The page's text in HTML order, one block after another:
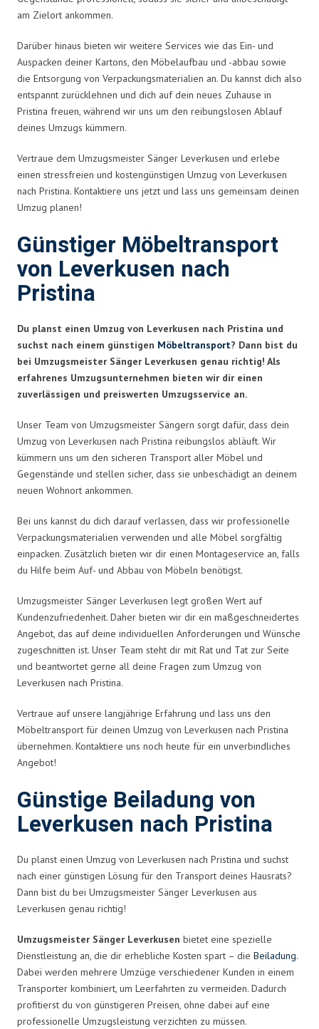
am Zielort ankommen.
Darüber hinaus bieten wir weitere Services wie das Ein- und
Auspacken deiner Kartons, den Möbelaufbau und -abbau sowie
die Entsorgung von Verpackungsmaterialien an. Du kannst dich also
entspannt zurücklehnen und dich auf dein neues Zuhause in
Pristina freuen, während wir uns um den reibungslosen Ablauf
deines Umzugs kümmern.
Vertraue dem Umzugsmeister Sänger Leverkusen und erlebe
einen stressfreien und kostengünstigen Umzug von Leverkusen
nach Pristina. Kontaktiere uns jetzt und lass uns gemeinsam deinen
Umzug planen!
Günstiger Möbeltransport
von Leverkusen nach
Pristina
Du planst einen Umzug von Leverkusen nach Pristina und
suchst nach einem günstigen Möbeltransport? Dann bist du
bei Umzugsmeister Sänger Leverkusen genau richtig! Als
erfahrenes Umzugsunternehmen bieten wir dir einen
zuverlässigen und preiswerten Umzugsservice an.
Unser Team von Umzugsmeister Sängern sorgt dafür, dass dein
Umzug von Leverkusen nach Pristina reibungslos abläuft. Wir
kümmern uns um den sicheren Transport aller Möbel und
Gegenstände und stellen sicher, dass sie unbeschädigt an deinem
neuen Wohnort ankommen.
Bei uns kannst du dich darauf verlassen, dass wir professionelle
Verpackungsmaterialien verwenden und alle Möbel sorgfältig
einpacken. Zusätzlich bieten wir dir einen Montageservice an, falls
du Hilfe beim Auf- und Abbau von Möbeln benötigst.
Umzugsmeister Sänger Leverkusen legt großen Wert auf
Kundenzufriedenheit. Daher bieten wir dir ein maßgeschneidertes
Angebot, das auf deine individuellen Anforderungen und Wünsche
zugeschnitten ist. Unser Team steht dir mit Rat und Tat zur Seite
und beantwortet gerne all deine Fragen zum Umzug von
Leverkusen nach Pristina.
Vertraue auf unsere langjährige Erfahrung und lass uns den
Möbeltransport für deinen Umzug von Leverkusen nach Pristina
übernehmen. Kontaktiere uns noch heute für ein unverbindliches
Angebot!
Günstige Beiladung von
Leverkusen nach Pristina
Du planst einen Umzug von Leverkusen nach Pristina und suchst
nach einer günstigen Lösung für den Transport deines Hausrats?
Dann bist du bei Umzugsmeister Sänger Leverkusen aus
Leverkusen genau richtig!
Umzugsmeister Sänger Leverkusen bietet eine spezielle
Dienstleistung an, die dir erhebliche Kosten spart – die Beiladung.
Dabei werden mehrere Umzüge verschiedener Kunden in einem
Transporter kombiniert, um Leerfahrten zu vermeiden. Dadurch
profitierst du von günstigeren Preisen, ohne dabei auf eine
professionelle Umzugsleistung verzichten zu müssen.